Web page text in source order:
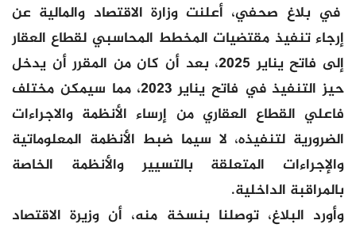
في بلاغ صحفي، أعلنت وزارة الاقتصاد والمالية عن
إرجاء تنفيذ مقتضيات المخطط المحاسبي لقطاع العقار
إلى فاتح يناير 2025، بعد أن كان من المقرر أن يدخل
حيز التنفيذ في فاتح يناير 2023، مما سيمكن مختلف
فاعلي القطاع العقاري من إرساء الأنظمة والاجراءات
الضرورية لتنفيذه، لا سيما ضبط الأنظمة المعلوماتية
والإجراءات المتعلقة بالتسيير والأنظمة الخاصة
بالمراقبة الداخلية.
وأورد البلاغ، توصلنا بنسخة منه، أن وزيرة الاقتصاد